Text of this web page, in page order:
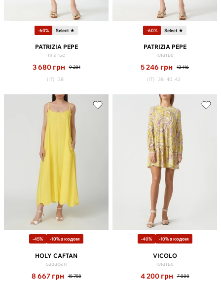
-60% Select ★
PATRIZIA PEPE
платье
3 680 грн 9 201
(IT) 38
-60% Select ★
PATRIZIA PEPE
платье
5 246 грн 13 116
(IT) 38 40 42
-45% -10% з кодом
HOLY CAFTAN
сарафан
8 667 грн 15 758
-40% -10% з кодом
VICOLO
платье
4 200 грн 7 000